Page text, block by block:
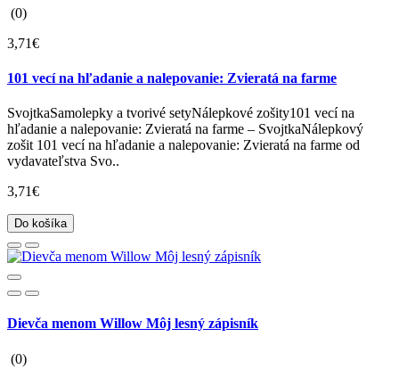
(0)
3,71€
101 vecí na hľadanie a nalepovanie: Zvieratá na farme
SvojtkaSamolepky a tvorivé setyNálepkové zošity101 vecí na
hľadanie a nalepovanie: Zvieratá na farme – SvojtkaNálepkový
zošit 101 vecí na hľadanie a nalepovanie: Zvieratá na farme od
vydavateľstva Svo..
3,71€
Do košíka
Dievča menom Willow Môj lesný zápisník
(0)